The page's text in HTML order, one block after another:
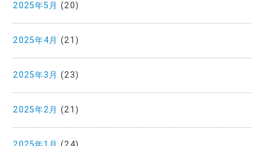
2025年5月 (20)
2025年4月 (21)
2025年3月 (23)
2025年2月 (21)